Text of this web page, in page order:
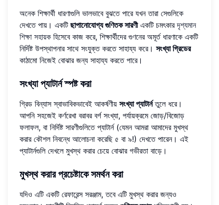
অনেক শিক্ষার্থী ধারণাগুলি ভালভাবে বুঝতে পারে যখন তারা সেগুলিকে
দেখতে পায়। একটি ছাপানোযোগ্য গুণিতক সারণীএকটি চমৎকারদৃশ্যমান
শিক্ষা সহায়ক হিসেবে কাজ করে, শিক্ষার্থীদের গুণনের অমূর্ত ধারণাকে একটি
নির্দিষ্ট উপস্থাপনার সাথে সংযুক্ত করতে সাহায্য করে। সংখ্যা গ্রিডের
কাঠামো নিজেই বোঝার জন্য সাহায্য করতে পারে।
সংখ্যা প্যাটার্ন স্পষ্ট করা
গ্রিড বিন্যাস স্বাভাবিকভাবেই আকর্ষণীয় সংখ্যা প্যাটার্নতুলে ধরে।
আপনি সহজেই কর্ণরেখা বরাবর বর্গ সংখ্যা, পর্যায়ক্রমে জোড়/বিজোড়
ফলাফল, বা নির্দিষ্ট সারণীগুলিতে প্যাটার্ন (যেমন আমরা আমাদের মুখস্থ
করার কৌশল নিবন্ধে আলোচনা করেছি ৫ বা ৯!) দেখতে পারেন। এই
প্যাটার্নগুলি দেখলে মুখস্থ করার চেয়ে বোঝার গভীরতা বাড়ে।
মুখস্থ করার প্রচেষ্টাকে সমর্থন করা
যদিও এটি একটি রেফারেন্স সরঞ্জাম, তবে এটি মুখস্থ করার জন্যও